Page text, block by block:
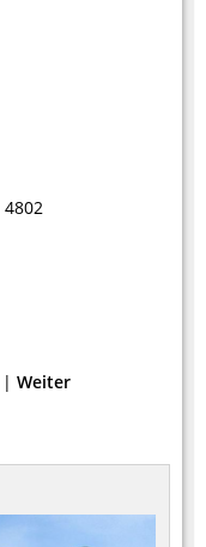
4802
| Weiter